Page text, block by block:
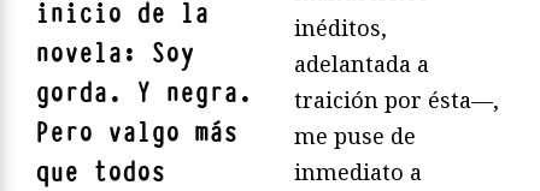
inicio de la
novela: Soy
gorda. Y negra.
Pero valgo más
que todos
inéditos,
adelantada a
traición por ésta—,
me puse de
inmediato a